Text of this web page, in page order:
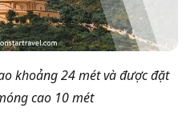
khoảng 24 mét và được đặt
cao 10 mét